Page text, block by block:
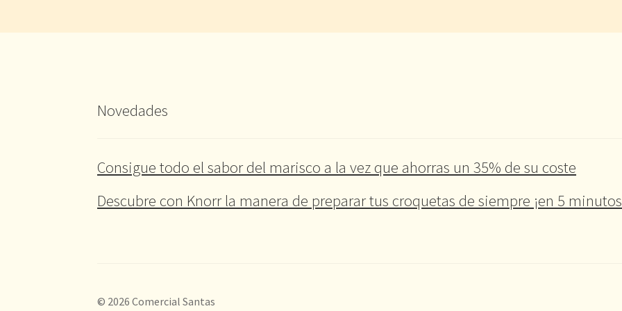
Novedades
Consigue todo el sabor del marisco a la vez que ahorras un 35% de su coste
Descubre con Knorr la manera de preparar tus croquetas de siempre ¡en 5
© 2026 Comercial Santas